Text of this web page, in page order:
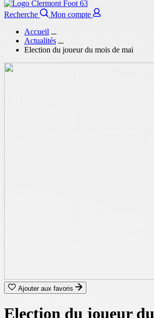
Recherche
Mon compte
Accueil
Actualités
Election du joueur du mois de mai
Ajouter aux favoris
Election du joueur